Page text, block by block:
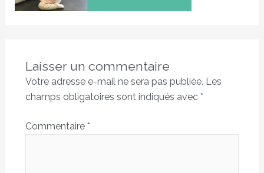
Laisser un commentaire
Votre adresse e-mail ne sera pas publiée. Les
champs obligatoires sont indiqués avec *
Commentaire *